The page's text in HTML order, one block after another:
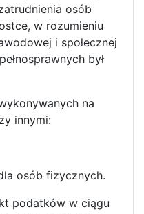
osób
w rozumieniu
i społecznej
był
na
innymi:
osób fizycznych.
podatków w ciągu